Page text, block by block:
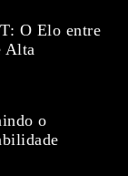
O Elo entre
Alta
o